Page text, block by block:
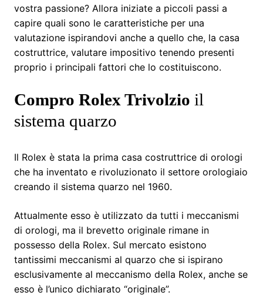
vostra passione? Allora iniziate a piccoli passi a
capire quali sono le caratteristiche per una
valutazione ispirandovi anche a quello che, la casa
costruttrice, valutare impositivo tenendo presenti
proprio i principali fattori che lo costituiscono.
Compro Rolex Trivolzio il
sistema quarzo
Il Rolex è stata la prima casa costruttrice di orologi
che ha inventato e rivoluzionato il settore orologiaio
creando il sistema quarzo nel 1960.
Attualmente esso è utilizzato da tutti i meccanismi
di orologi, ma il brevetto originale rimane in
possesso della Rolex. Sul mercato esistono
tantissimi meccanismi al quarzo che si ispirano
esclusivamente al meccanismo della Rolex, anche se
esso è l’unico dichiarato “originale”.